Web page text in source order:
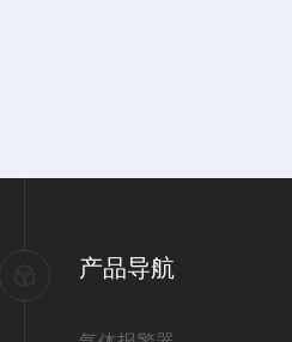
产品导航